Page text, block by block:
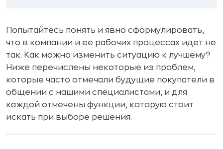
Попытайтесь понять и явно сформулировать,
что в компании и ее рабочих процессах идет не
так. Как можно изменить ситуацию к лучшему?
Ниже перечислены некоторые из проблем,
которые часто отмечали будущие покупатели в
общении с нашими специалистами, и для
каждой отмечены функции, которую стоит
искать при выборе решения.